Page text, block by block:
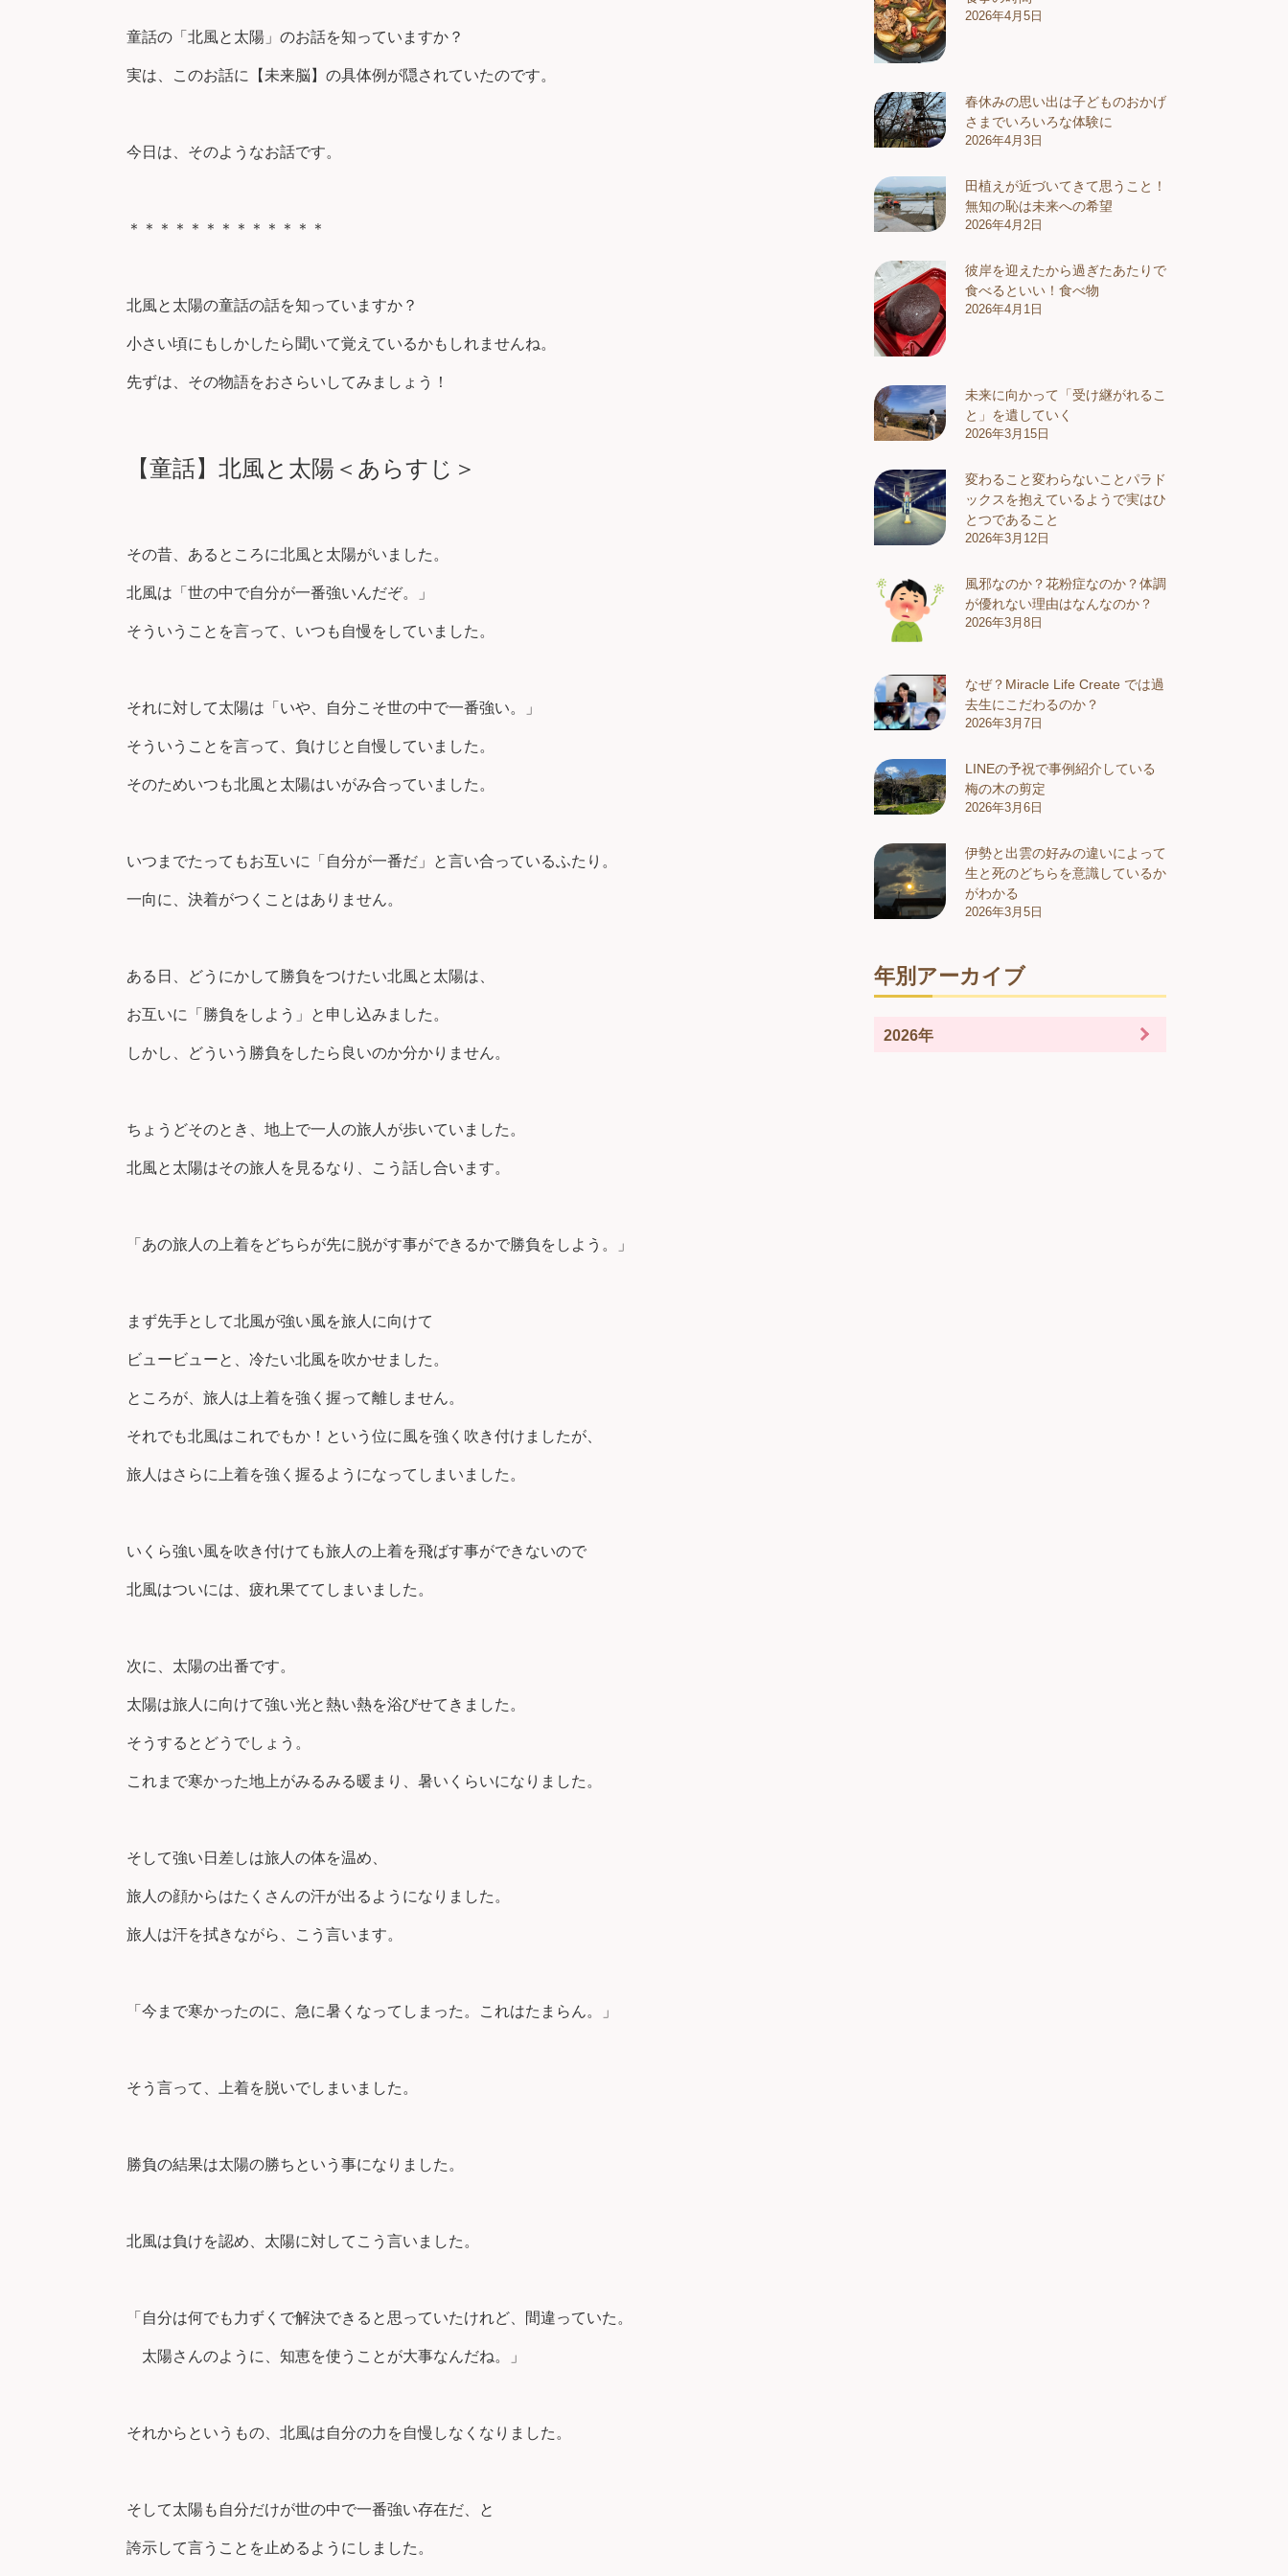
童話の「北風と太陽」のお話を知っていますか？
実は、このお話に【未来脳】の具体例が隠されていたのです。
今日は、そのようなお話です。
＊＊＊＊＊＊＊＊＊＊＊＊＊
北風と太陽の童話の話を知っていますか？
小さい頃にもしかしたら聞いて覚えているかもしれませんね。
先ずは、その物語をおさらいしてみましょう！
【童話】北風と太陽＜あらすじ＞
その昔、あるところに北風と太陽がいました。
北風は「世の中で自分が一番強いんだぞ。」
そういうことを言って、いつも自慢をしていました。
それに対して太陽は「いや、自分こそ世の中で一番強い。」
そういうことを言って、負けじと自慢していました。
そのためいつも北風と太陽はいがみ合っていました。
いつまでたってもお互いに「自分が一番だ」と言い合っているふたり。
一向に、決着がつくことはありません。
ある日、どうにかして勝負をつけたい北風と太陽は、
お互いに「勝負をしよう」と申し込みました。
しかし、どういう勝負をしたら良いのか分かりません。
ちょうどそのとき、地上で一人の旅人が歩いていました。
北風と太陽はその旅人を見るなり、こう話し合います。
「あの旅人の上着をどちらが先に脱がす事ができるかで勝負をしよう。」
まず先手として北風が強い風を旅人に向けて
ビュービューと、冷たい北風を吹かせました。
ところが、旅人は上着を強く握って離しません。
それでも北風はこれでもか！という位に風を強く吹き付けましたが、
旅人はさらに上着を強く握るようになってしまいました。
いくら強い風を吹き付けても旅人の上着を飛ばす事ができないので
北風はついには、疲れ果ててしまいました。
次に、太陽の出番です。
太陽は旅人に向けて強い光と熱い熱を浴びせてきました。
そうするとどうでしょう。
これまで寒かった地上がみるみる暖まり、暑いくらいになりました。
そして強い日差しは旅人の体を温め、
旅人の顔からはたくさんの汗が出るようになりました。
旅人は汗を拭きながら、こう言います。
「今まで寒かったのに、急に暑くなってしまった。これはたまらん。」
そう言って、上着を脱いでしまいました。
勝負の結果は太陽の勝ちという事になりました。
北風は負けを認め、太陽に対してこう言いました。
「自分は何でも力ずくで解決できると思っていたけれど、間違っていた。
太陽さんのように、知恵を使うことが大事なんだね。」
それからというもの、北風は自分の力を自慢しなくなりました。
そして太陽も自分だけが世の中で一番強い存在だ、と
誇示して言うことを止めるようにしました。
2026年4月5日
春休みの思い出は子どものおかげ
さまでいろいろな体験に
2026年4月3日
田植えが近づいてきて思うこと！
無知の恥は未来への希望
2026年4月2日
彼岸を迎えたから過ぎたあたりで
食べるといい！食べ物
2026年4月1日
未来に向かって「受け継がれるこ
と」を遺していく
2026年3月15日
変わること変わらないことパラド
ックスを抱えているようで実はひ
とつであること
2026年3月12日
風邪なのか？花粉症なのか？体調
が優れない理由はなんなのか？
2026年3月8日
なぜ？Miracle Life Create では過
去生にこだわるのか？
2026年3月7日
LINEの予祝で事例紹介している
梅の木の剪定
2026年3月6日
伊勢と出雲の好みの違いによって
生と死のどちらを意識しているか
がわかる
2026年3月5日
年別アーカイブ
2026年